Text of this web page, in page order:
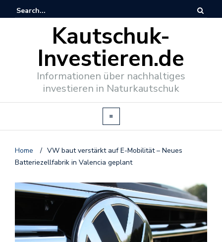
Kautschuk-
Investieren.de
Informationen über nachhaltiges
investieren in Naturkautschuk
Home / VW baut verstärkt auf E-Mobilität – Neues
Batteriezellfabrik in Valencia geplant